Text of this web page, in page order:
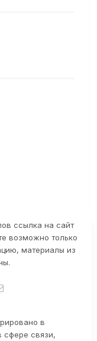
ссылка на сайт
возможно только
материалы из
в
сфере связи,